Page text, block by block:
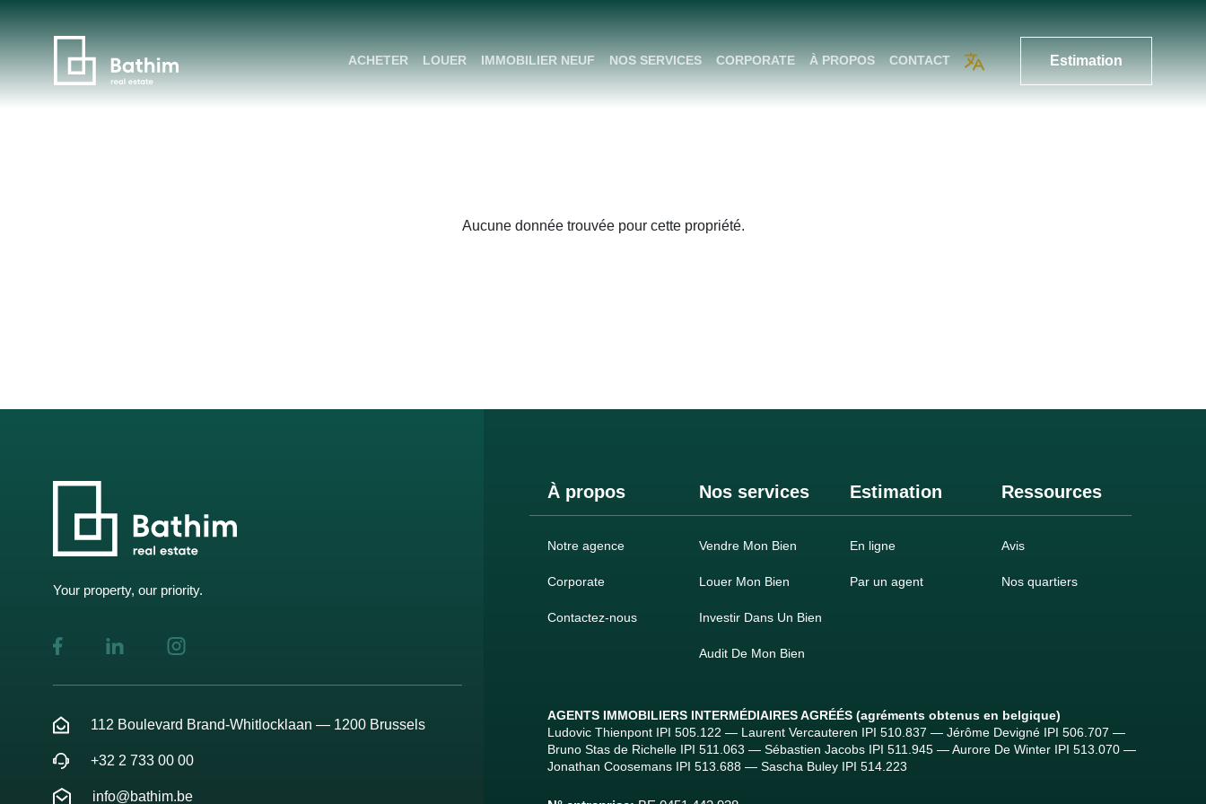
ACHETER LOUER IMMOBILIER NEUF NOS SERVICES CORPORATE À PROPOS CONTACT Estimation
Aucune donnée trouvée pour cette propriété.
Your property, our priority.
112 Boulevard Brand-Whitlocklaan — 1200 Brussels
+32 2 733 00 00
info@bathim.be
À propos Nos services Estimation Ressources
Notre agence
Corporate
Contactez-nous
Vendre Mon Bien
Louer Mon Bien
Investir Dans Un Bien
Audit De Mon Bien
En ligne
Par un agent
Avis
Nos quartiers
AGENTS IMMOBILIERS INTERMÉDIAIRES AGRÉÉS (agréments obtenus en belgique)
Ludovic Thienpont IPI 505.122 — Laurent Vercauteren IPI 510.837 — Jérôme Devigné IPI 506.707 —
Bruno Stas de Richelle IPI 511.063 — Sébastien Jacobs IPI 511.945 — Aurore De Winter IPI 513.070 —
Jonathan Coosemans IPI 513.688 — Sascha Buley IPI 514.223